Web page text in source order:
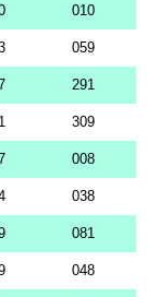
010
059
291
309
008
038
081
048